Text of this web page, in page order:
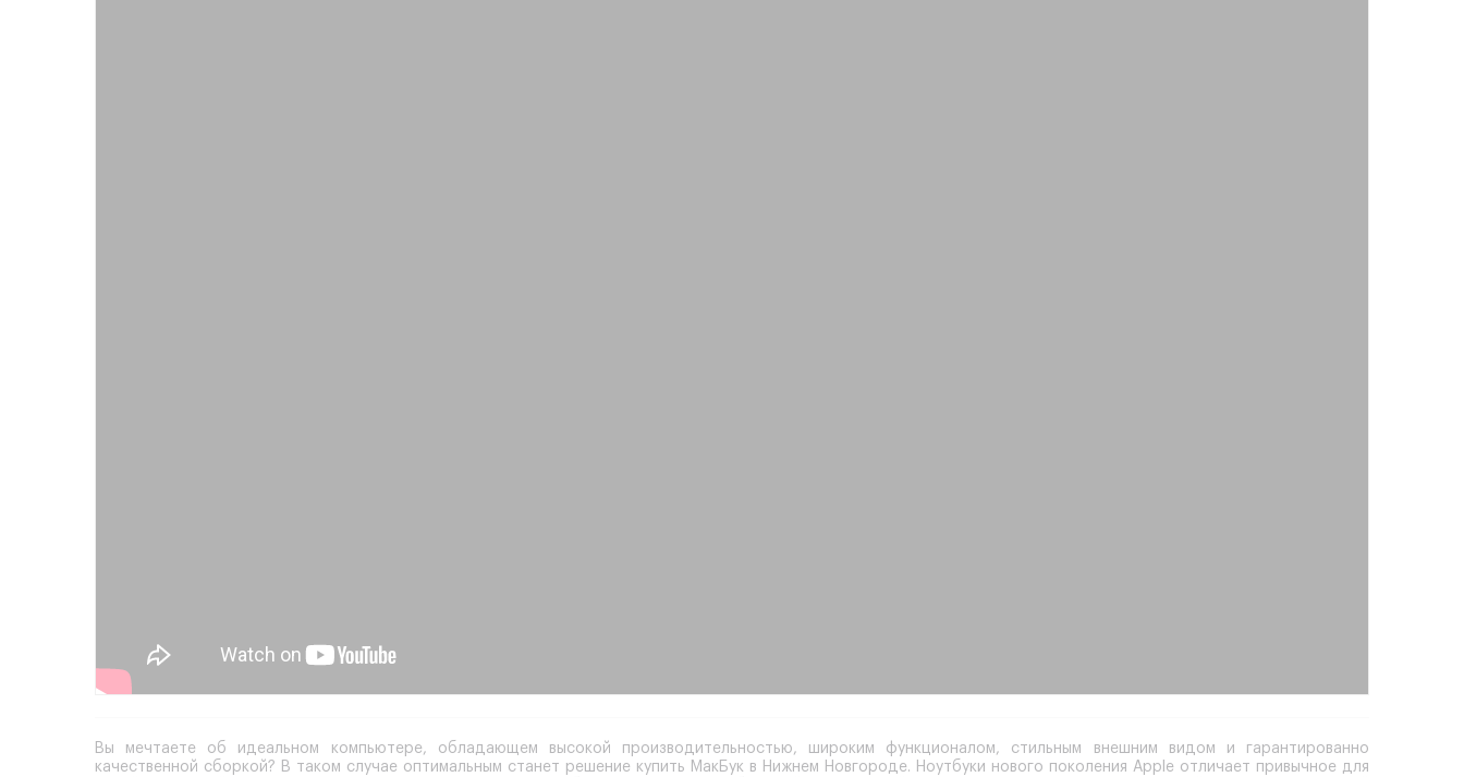
Вы мечтаете об идеальном компьютере, обладающем высокой производительностью, широким функционалом, стильным внешним видом и гарантированно
качественной сборкой? В таком случае оптимальным станет решение купить МакБук в Нижнем Новгороде. Ноутбуки нового поколения Apple отличает привычное для